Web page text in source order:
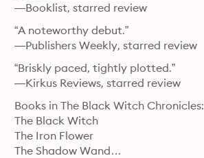
—Booklist, starred review
“A noteworthy debut.”
—Publishers Weekly, starred review
“Briskly paced, tightly plotted.”
—Kirkus Reviews, starred review
Books in The Black Witch Chronicles:
The Black Witch
The Iron Flower
The Shadow Wand